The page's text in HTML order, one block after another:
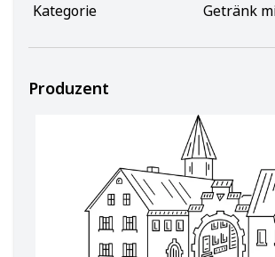
Kategorie
Getränk
Produzent